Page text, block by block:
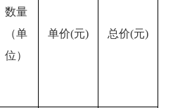
数量
（单
位）
单价(元) 总价(元)